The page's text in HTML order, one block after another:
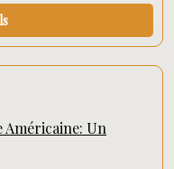
Américaine: Un